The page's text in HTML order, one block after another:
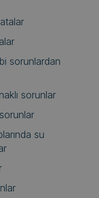
sorunlardan
sorunlar
su